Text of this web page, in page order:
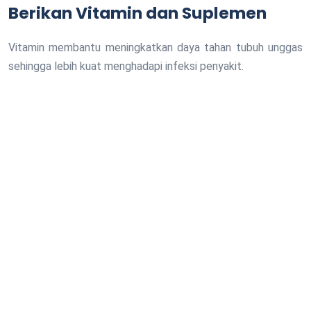
Berikan Vitamin dan Suplemen
Vitamin membantu meningkatkan daya tahan tubuh unggas
sehingga lebih kuat menghadapi infeksi penyakit.